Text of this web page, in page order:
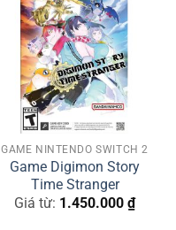
GAME NINTENDO SWITCH 2
Game Digimon Story
Time Stranger
Giá từ: 1.450.000 ₫